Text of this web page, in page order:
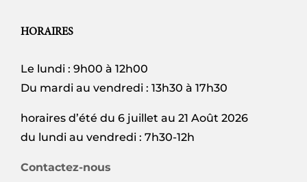
HORAIRES
Le lundi : 9h00 à 12h00
Du mardi au vendredi : 13h30 à 17h30
horaires d’été du 6 juillet au 21 Août 2026
du lundi au vendredi : 7h30-12h
Contactez-nous